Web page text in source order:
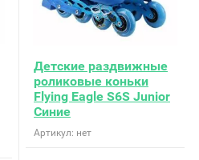
Детские раздвижные
роликовые коньки
Flying Eagle S6S Junior
Синие
Артикул: нет